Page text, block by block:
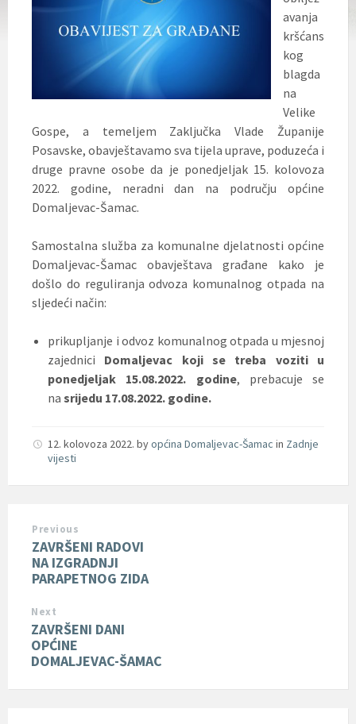
avanja
kršćans
kog
blagda
na
Velike
Gospe, a temeljem Zaključka Vlade Županije
Posavske, obavještavamo sva tijela uprave, poduzeća i
druge pravne osobe da je ponedjeljak 15. kolovoza
2022. godine, neradni dan na području općine
Domaljevac-Šamac.
Samostalna služba za komunalne djelatnosti općine
Domaljevac-Šamac obavještava građane kako je
došlo do reguliranja odvoza komunalnog otpada na
sljedeći način:
prikupljanje i odvoz komunalnog otpada u mjesnoj
zajednici Domaljevac koji se treba voziti u
ponedjeljak 15.08.2022. godine, prebacuje se
na srijedu 17.08.2022. godine.
12. kolovoza 2022. byopćina Domaljevac-Šamac in Zadnje
vijesti
Previous
ZAVRŠENI RADOVI
NA IZGRADNJI
PARAPETNOG ZIDA
Next
ZAVRŠENI DANI
OPĆINE
DOMALJEVAC-ŠAMAC